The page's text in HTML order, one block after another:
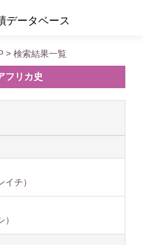
データベース
> 検索結果一覧
フリカ史
チ）